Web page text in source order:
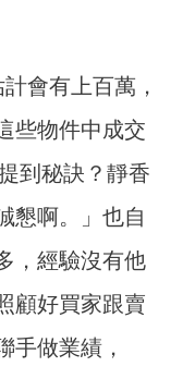
會有上百萬，
些物件中成交
到秘訣？靜香
懇啊。」也自
，經驗沒有他
顧好買家跟賣
手做業績，